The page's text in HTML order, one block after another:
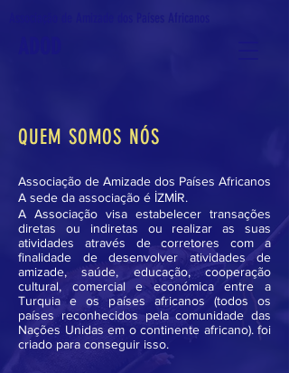
QUEM SOMOS NÓS
Associação de Amizade dos Países Africanos
A sede da associação é İZMİR.
A Associação visa estabelecer transações
diretas ou indiretas ou realizar as suas
atividades através de corretores com a
finalidade de desenvolver atividades de
amizade, saúde, educação, cooperação
cultural, comercial e económica entre a
Turquia e os países africanos (todos os
países reconhecidos pela comunidade das
Nações Unidas em o continente africano). foi
criado para conseguir isso.